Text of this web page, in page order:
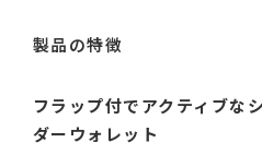
製品の特徴
フラップ付でアクティブな
ダーウォレット